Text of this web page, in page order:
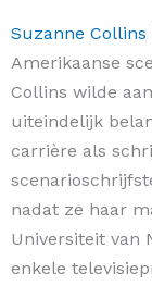
Suzanne Collins
Amerikaanse
Collins wilde
uiteindelijk
carrière als
nadat ze haar
Universiteit van
enkele